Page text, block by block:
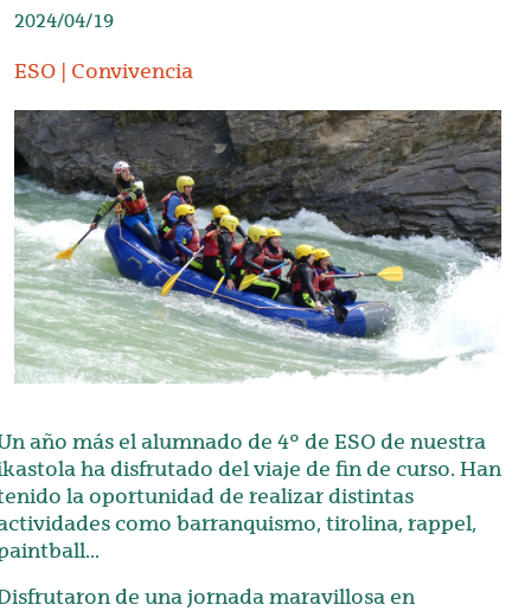
2024/04/19
ESO Convivencia
Irudia
año más el alumnado de 4º de ESO de nuestra
ha disfrutado del viaje de fin de curso. Han
la oportunidad de realizar distintas
como barranquismo, tirolina, rappel,
de una jornada maravillosa en